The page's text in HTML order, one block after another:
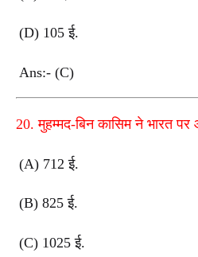
(D) 105 ई.
Ans:- (C)
20. मुहम्मद-बिन कासिम ने भारत
(A) 712 ई.
(B) 825 ई.
(C) 1025 ई.